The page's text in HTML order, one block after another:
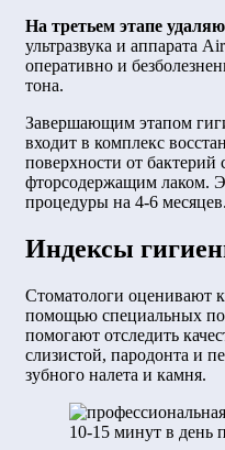
На третьем этапе
ультразвука и аппарата
оперативно и
тона.
Завершающим этапом
входит в комплекс
поверхности от
фторсодержащим лаком.
процедуры на 4-6 месяцев.
Индексы
Стоматологи оценивают
помощью специальных
помогают отследить
слизистой, пародонта и
зубного налета и камня.
10-15 минут в день